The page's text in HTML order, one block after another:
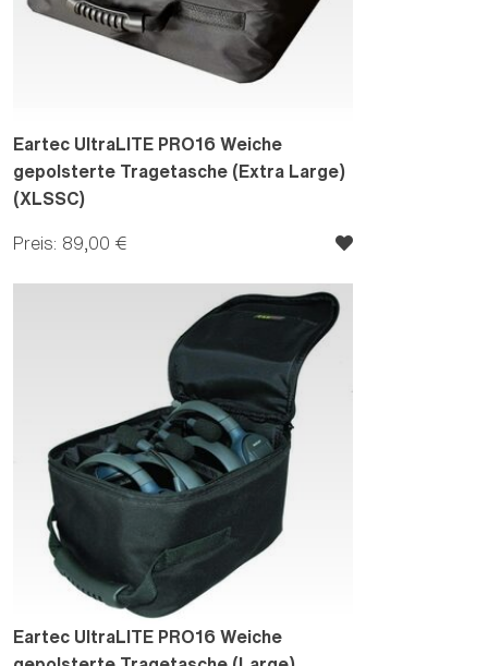
Eartec UltraLITE PRO16 Weiche
gepolsterte Tragetasche (Extra Large)
(XLSSC)
Preis: 89,00 €
Eartec UltraLITE PRO16 Weiche